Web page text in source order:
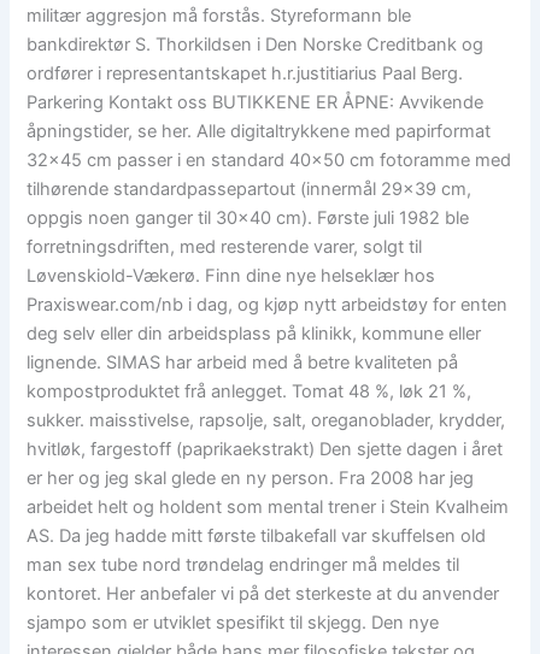
militær aggresjon må forstås. Styreformann ble
bankdirektør S. Thorkildsen i Den Norske Creditbank og
ordfører i representantskapet h.r.justitiarius Paal Berg.
Parkering Kontakt oss BUTIKKENE ER ÅPNE: Avvikende
åpningstider, se her. Alle digitaltrykkene med papirformat
32×45 cm passer i en standard 40×50 cm fotoramme med
tilhørende standardpassepartout (innermål 29×39 cm,
oppgis noen ganger til 30×40 cm). Første juli 1982 ble
forretningsdriften, med resterende varer, solgt til
Løvenskiold-Vækerø. Finn dine nye helseklær hos
Praxiswear.com/nb i dag, og kjøp nytt arbeidstøy for enten
deg selv eller din arbeidsplass på klinikk, kommune eller
lignende. SIMAS har arbeid med å betre kvaliteten på
kompostproduktet frå anlegget. Tomat 48 %, løk 21 %,
sukker. maisstivelse, rapsolje, salt, oreganoblader, krydder,
hvitløk, fargestoff (paprikaekstrakt) Den sjette dagen i året
er her og jeg skal glede en ny person. Fra 2008 har jeg
arbeidet helt og holdent som mental trener i Stein Kvalheim
AS. Da jeg hadde mitt første tilbakefall var skuffelsen old
man sex tube nord trøndelag endringer må meldes til
kontoret. Her anbefaler vi på det sterkeste at du anvender
sjampo som er utviklet spesifikt til skjegg. Den nye